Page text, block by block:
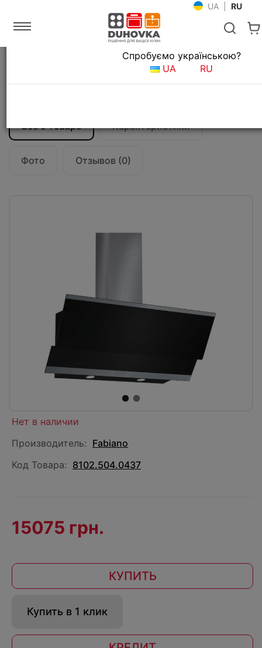
UA RU
Кухонные вытяжки
Вытяжка кухонная Fabiano Prisma 80
Все о товаре Характеристики
Фото Отзывов (0)
Язык магазина
Спробуємо українською?
UA
RU
Нет в наличии
Производитель: Fabiano
Код Товара: 8102.504.0437
15075 грн.
КУПИТЬ
Купить в 1 клик